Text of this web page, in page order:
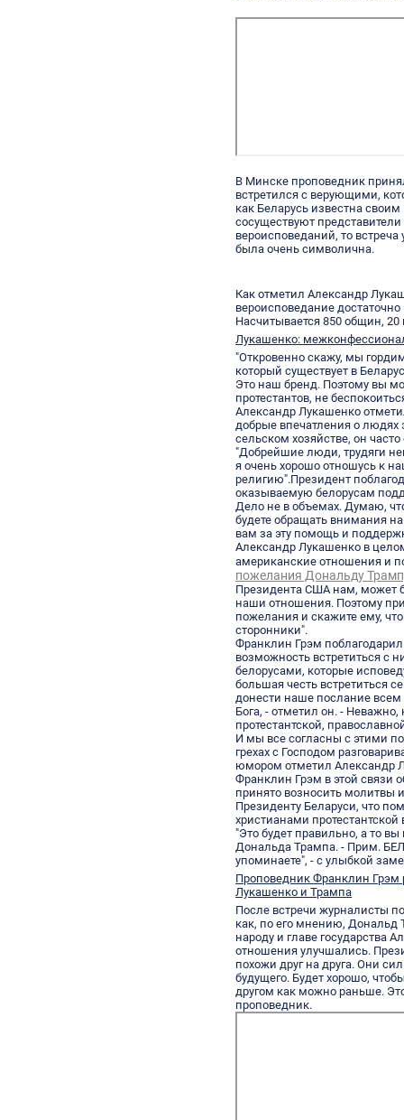
В Минске проповедник
встретился с верующими,
как Беларусь известна
сосуществуют
вероисповеданий, то
была очень символична.
Как отметил Александр
вероисповедание
Насчитывается 850 общин,
Лукашенко:
"Откровенно скажу, мы
который существует в
Это наш бренд. Поэтому вы
протестантов, не
Александр Лукашенко
добрые впечатления о людях
сельском хозяйстве, он
"Добрейшие люди, трудяги
я очень хорошо отношусь к
религию".Президент
оказываемую белорусам
Дело не в объемах. Думаю,
будете обращать внимания
вам за эту помощь и
Александр Лукашенко в
американские отношения и
пожелания Дональду
Президента США нам, может
наши отношения. Поэтому
пожелания и скажите ему,
сторонники".
Франклин Грэм поблагодарил
возможность встретиться с
белорусами, которые
большая честь встретиться
донести наше послание всем
Бога, - отметил он. -
протестантской,
И мы все согласны с этими
грехах с Господом
юмором отметил Александр
Франклин Грэм в этой связи
принято возносить молитвы
Президенту Беларуси, что
христианами протестантской
"Это будет правильно, а то
Дональда Трампа. - Прим.
упоминаете", - с улыбкой
Проповедник Франклин Грэм
Лукашенко и Трампа
После встречи журналисты
как, по его мнению, Дональд
народу и главе государства
отношения улучшались.
похожи друг на друга. Они
будущего. Будет хорошо,
другом как можно раньше.
проповедник.